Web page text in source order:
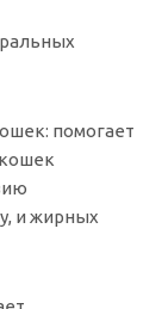
помогает
и жирных